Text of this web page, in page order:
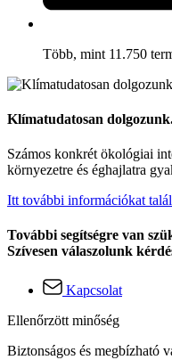
Több, mint 11.750
Klímatudatosan
Számos konkrét ökológiai
környezetre és éghajlatra
Itt további információkat
További segítségre van
Szívesen válaszolunk
Kapcsolat
Ellenőrzött minőség
Biztonságos és megbízható